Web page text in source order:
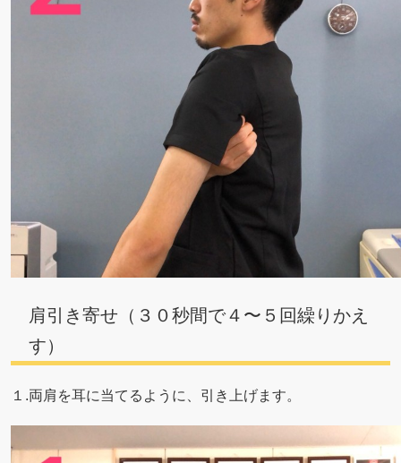
肩引き寄せ（３０秒間で４〜５回繰りかえ
す）
１.両肩を耳に当てるように、引き上げます。